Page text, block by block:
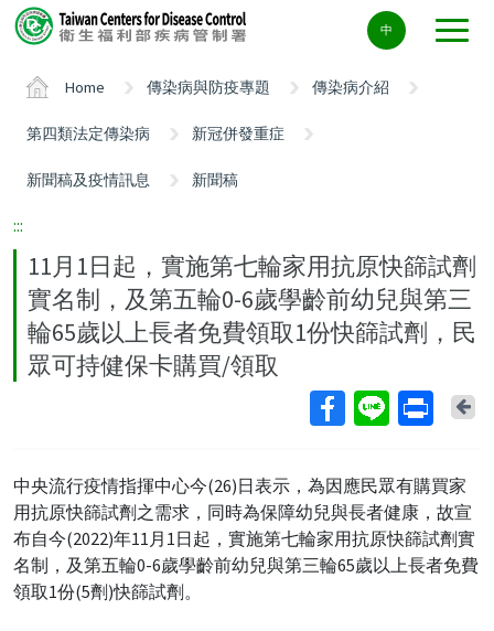
Center
block
中
Home 傳染病與防疫專題 傳染病介紹
第四類法定傳染病 新冠併發重症
新聞稿及疫情訊息 新聞稿
:::
11月1日起，實施第七輪家用抗原快篩試劑
實名制，及第五輪0-6歲學齡前幼兒與第三
輪65歲以上長者免費領取1份快篩試劑，民
眾可持健保卡購買/領取
中央流行疫情指揮中心今(26)日表示，為因應民眾有購買家
用抗原快篩試劑之需求，同時為保障幼兒與長者健康，故宣
布自今(2022)年11月1日起，實施第七輪家用抗原快篩試劑實
名制，及第五輪0-6歲學齡前幼兒與第三輪65歲以上長者免費
領取1份(5劑)快篩試劑。